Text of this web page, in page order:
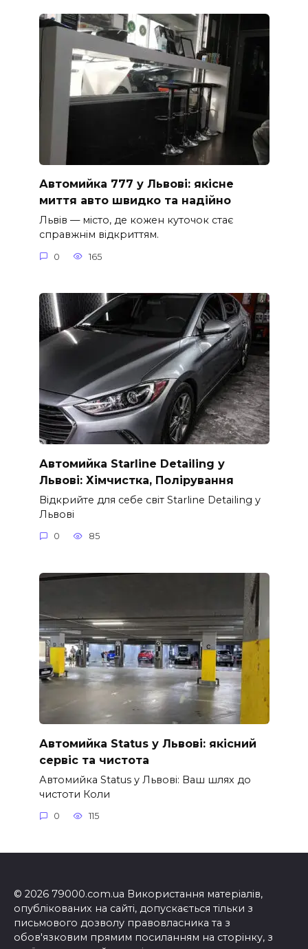
Автомийка 777 у Львові: якісне
миття авто швидко та надійно
Львів — місто, де кожен куточок стає
справжнім відкриттям.
0 165
Автомийка Starline Detailing у
Львові: Хімчистка, Полірування
Відкрийте для себе світ Starline Detailing у
Львові
0 85
Автомийка Status у Львові: якісний
сервіс та чистота
Автомийка Status у Львові: Ваш шлях до
чистоти Коли
0 115
© 2026 79000.com.ua Використання матеріалів,
опублікованих на сайті, допускається тільки з
письмового дозволу правовласника та з
обов'язковим прямим посиланням на сторінку, з